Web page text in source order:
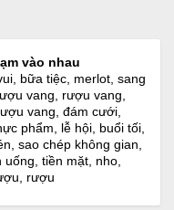
vào nhau
bữa tiệc, merlot, sang
vang, rượu vang,
vang, đám cưới,
phẩm, lễ hội, buổi tối,
sao chép không gian,
tiền mặt, nho,
rượu